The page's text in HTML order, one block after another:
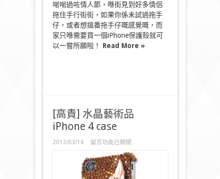
隻
手
你
拖！〉
中
啱啱過咗情人節，喺街見到好多情侶
拖住手行街街，如果你係未試過拖手
仔，或者想搵番拖手仔嘅感覺嘅，而
家只喺需要買一個iPhone保護殼就可
以一嘗所願啦！ Read More »
[高貴] 水晶藝術品
iPhone 4 case
2012/03/16
在
貴]
水
晶
留言功能已關閉